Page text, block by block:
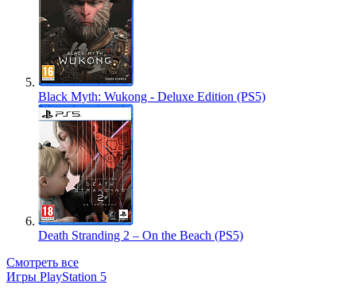
Black Myth: Wukong - Deluxe Edition (PS5)
Death Stranding 2 – On the Beach (PS5)
Смотреть все
Игры PlayStation 5